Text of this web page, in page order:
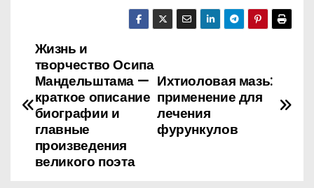
Н
в
Ихтиоловая мазь:
применение для
лечения
фурункулов
Жизнь и
творчество Осипа
Мандельштама —
краткое описание
биографии и
главные
произведения
великого поэта